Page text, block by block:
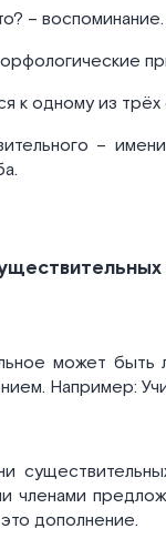
– воспоминание.
к одному из трёх
–
может
Например:
членами
дополнение.